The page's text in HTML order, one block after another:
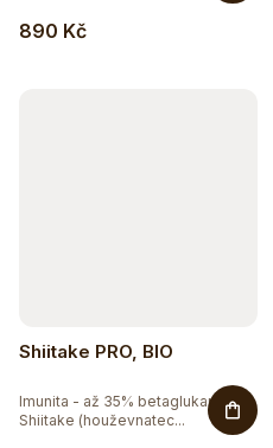
890 Kč
Shiitake PRO, BIO
Imunita - až 35% betaglukanů.
Shiitake (houževnatec...